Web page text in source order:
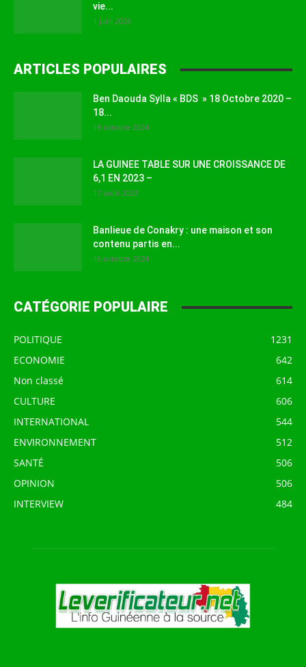
vie...
1 juin 2026
ARTICLES POPULAIRES
Ben Daouda Sylla « BDS » 18 Octobre 2020 –
18...
18 octobre 2024
LA GUINEE TABLE SUR UNE CROISSANCE DE
6,1 EN 2023 –
17 août 2023
Banlieue de Conakry : une maison et son
contenu partis en...
16 octobre 2024
CATÉGORIE POPULAIRE
POLITIQUE
1231
ECONOMIE
642
Non classé
614
CULTURE
606
INTERNATIONAL
544
ENVIRONNEMENT
512
SANTÉ
506
OPINION
506
INTERVIEW
484